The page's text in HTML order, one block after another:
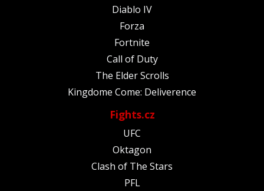
Diablo IV
Forza
Fortnite
Call of Duty
The Elder Scrolls
Kingdome Come: Deliverence
Fights.cz
UFC
Oktagon
Clash of The Stars
PFL